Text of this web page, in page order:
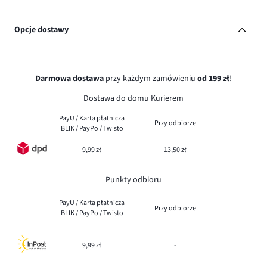
Opcje dostawy
Darmowa dostawa przy każdym zamówieniu od 199 zł!
Dostawa do domu Kurierem
PayU / Karta płatnicza
BLIK / PayPo / Twisto
Przy odbiorze
9,99 zł 13,50 zł
Punkty odbioru
PayU / Karta płatnicza
BLIK / PayPo / Twisto
Przy odbiorze
9,99 zł -